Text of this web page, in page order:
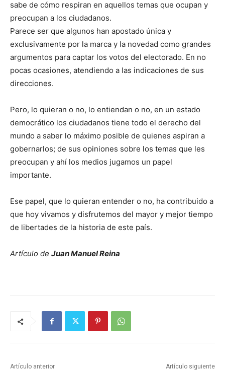
sabe de cómo respiran en aquellos temas que ocupan y
preocupan a los ciudadanos.
Parece ser que algunos han apostado única y
exclusivamente por la marca y la novedad como grandes
argumentos para captar los votos del electorado. En no
pocas ocasiones, atendiendo a las indicaciones de sus
direcciones.
Pero, lo quieran o no, lo entiendan o no, en un estado
democrático los ciudadanos tiene todo el derecho del
mundo a saber lo máximo posible de quienes aspiran a
gobernarlos; de sus opiniones sobre los temas que les
preocupan y ahí los medios jugamos un papel
importante.
Ese papel, que lo quieran entender o no, ha contribuido a
que hoy vivamos y disfrutemos del mayor y mejor tiempo
de libertades de la historia de este país.
Artículo de Juan Manuel Reina
Artículo anterior Artículo siguiente